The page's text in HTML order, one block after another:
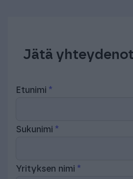
Jätä
Etunimi
Sukunimi
Yrityksen nimi